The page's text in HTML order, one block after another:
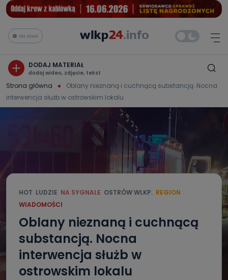
Na żywo
DODAJ MATERIAŁ
dodaj wideo, zdjęcie, tekst
Strona główna
Oblany nieznaną i cuchnącą substancją. Nocna
interwencja służb w ostrowskim lokalu
HOT LUDZIE NA SYGNALE OSTRÓW WLKP. REGION
WIADOMOŚCI
Oblany nieznaną i cuchnącą
substancją. Nocna
interwencja służb w
ostrowskim lokalu